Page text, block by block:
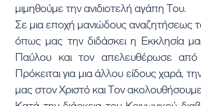
μιμηθούμε την ανιδιοτελή αγάπη Του.
Σε μια εποχή μανιώδους αναζητήσεως
όπως μας την διδάσκει η Εκκλησία
Παύλου και τον απελευθέρωσε από
Πρόκειται για μια άλλου είδους χαρά,
μας στον Χριστό και Τον